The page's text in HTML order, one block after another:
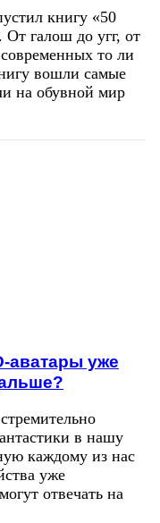
книгу «50
галош до угг, от
то ли
вошли самые
на обувной мир
аватары уже
в нашу
каждому из нас
уже
отвечать на